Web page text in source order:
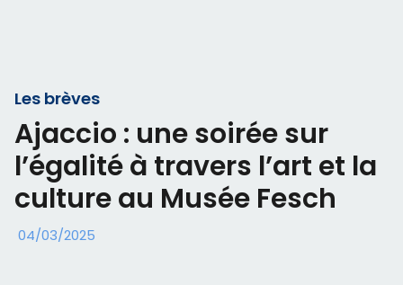
Les brèves
Ajaccio : une soirée sur
l’égalité à travers l’art et la
culture au Musée Fesch
04/03/2025